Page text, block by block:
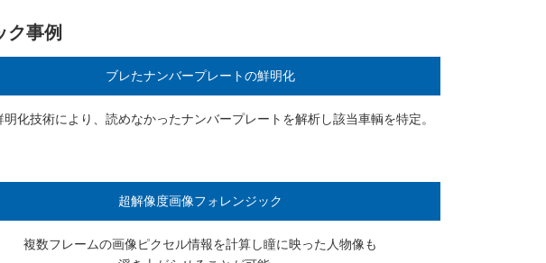
ク事例
ブレたナンバープレートの鮮明化
明化技術により、読めなかったナンバープレートを解析し該当車輌を特定。
超解像度画像フォレンジック
複数フレームの画像ピクセル情報を計算し瞳に映った人物像も